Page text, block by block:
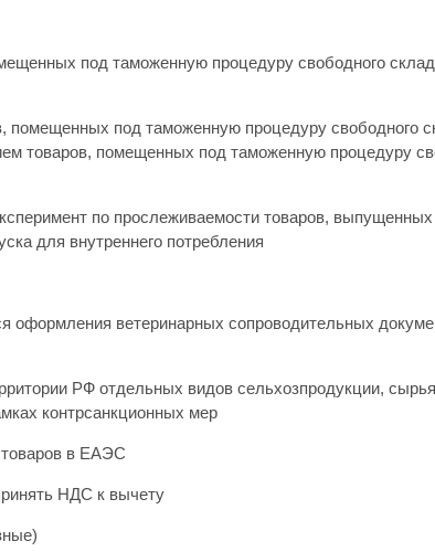
под таможенную процедуру свободного
помещенных под таможенную процедуру свободного
товаров, помещенных под таможенную процедуру
по прослеживаемости товаров,
для внутреннего потребления
оформления ветеринарных сопроводительных
РФ отдельных видов сельхозпродукции,
контрсанкционных мер
в ЕАЭС
НДС к вычету